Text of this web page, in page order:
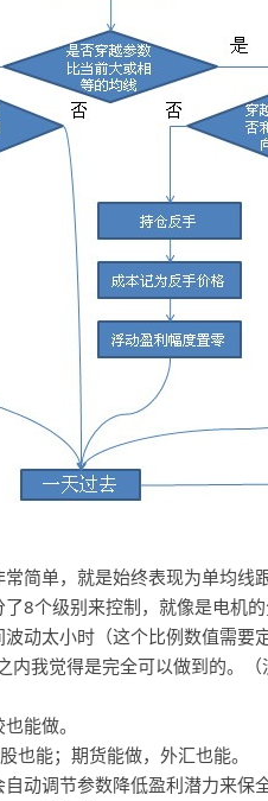
简单，就是始终表现为单均线跟
8个级别来控制，就像是电机
动太小时（这个比例数值需
我觉得是完全可以做到的。（
能做。
也能；期货能做，外汇也能。
动调节参数降低盈利潜力来保